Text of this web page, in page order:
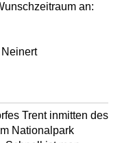
an:
Neinert
Trent inmitten des
Nationalpark